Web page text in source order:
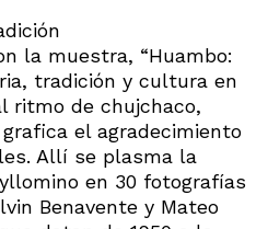
la muestra, “Huambo:
tradición y cultura en
ritmo de chujchaco,
el agradecimiento
Allí se plasma la
en 30 fotografías
Benavente y Mateo